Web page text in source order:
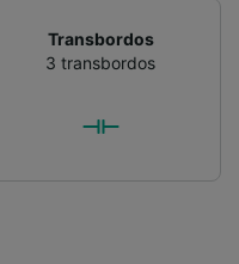
Transbordos
3 transbordos